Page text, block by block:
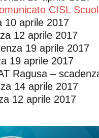
CISL
10 aprile 2017
12 aprile 2017
19 aprile 2017
19 aprile 2017
Ragusa –
14 aprile 2017
12 aprile 2017